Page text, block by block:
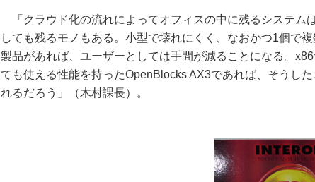
「クラウド化の流れによってオフィスの中に残るシステム
しても残るモノもある。小型で壊れにくく、なおかつ1個で
製品があれば、ユーザーとしては手間が減ることになる。
ても使える性能を持ったOpenBlocks AX3であれば、そうし
れるだろう」（木村課長）。